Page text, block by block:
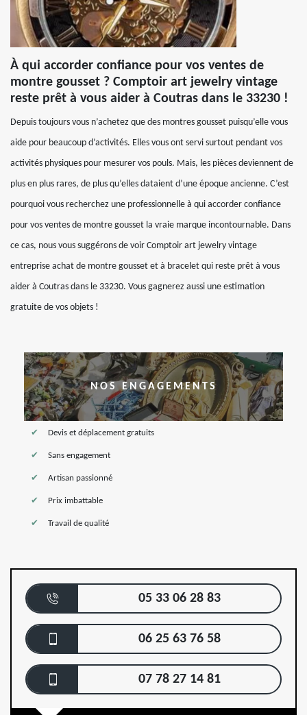
À qui accorder confiance pour vos ventes de
montre gousset ? Comptoir art jewelry vintage
reste prêt à vous aider à Coutras dans le 33230 !
Depuis toujours vous n’achetez que des montres gousset puisqu’elle vous
aide pour beaucoup d’activités. Elles vous ont servi surtout pendant vos
activités physiques pour mesurer vos pouls. Mais, les pièces deviennent de
plus en plus rares, de plus qu’elles dataient d’une époque ancienne. C’est
pourquoi vous recherchez une professionnelle à qui accorder confiance
pour vos ventes de montre gousset la vraie marque incontournable. Dans
ce cas, nous vous suggérons de voir Comptoir art jewelry vintage
entreprise achat de montre gousset et à bracelet qui reste prêt à vous
aider à Coutras dans le 33230. Vous gagnerez aussi une estimation
gratuite de vos objets !
NOS ENGAGEMENTS
Devis et déplacement gratuits
Sans engagement
Artisan passionné
Prix imbattable
Travail de qualité
05 33 06 28 83
06 25 63 76 58
07 78 27 14 81